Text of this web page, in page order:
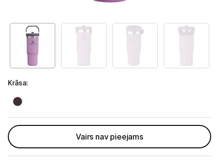
Mazā tehnika
Kafijas pagatavošana
Kafijas automātu aksesuāri
Apkopes produkti
Krāsa:
Vairs nav pieejams